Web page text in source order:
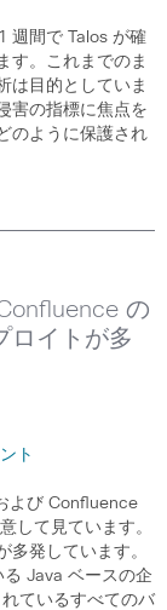
週間で Talos が確
す。これまでのま
は目的としていま
害の指標に焦点を
のように保護され
の
ロイトが多
ト
よび Confluence
して見ています。
多発しています。
Java ベースの企
ているすべてのバ